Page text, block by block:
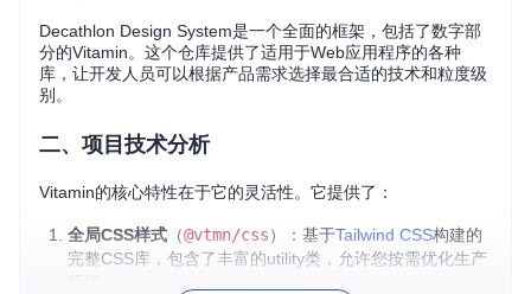
Decathlon Design System是一个全面的框架，包括了数字部
分的Vitamin。这个仓库提供了适用于Web应用程序的各种
库，让开发人员可以根据产品需求选择最合适的技术和粒度级
别。
二、项目技术分析
Vitamin的核心特性在于它的灵活性。它提供了：
全局CSS样式 （@vtmn/css）：基于Tailwind CSS构建的
完整CSS库，包含了丰富的utility类，允许您按需优化生产